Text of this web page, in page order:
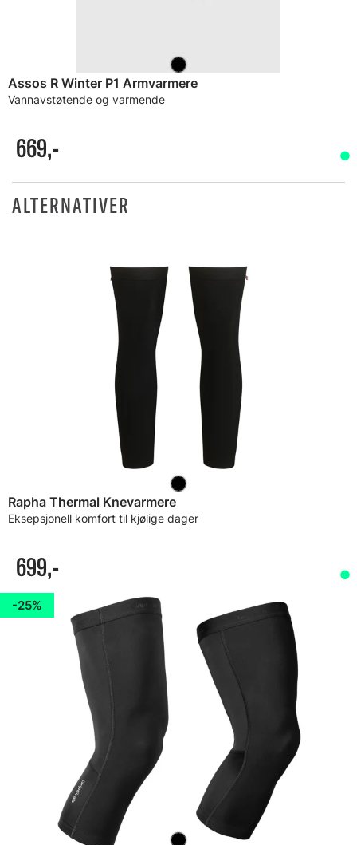
Assos R Winter P1 Armvarmere
Vannavstøtende og varmende
669,-
ALTERNATIVER
Rapha Thermal Knevarmere
Eksepsjonell komfort til kjølige dager
699,-
25%